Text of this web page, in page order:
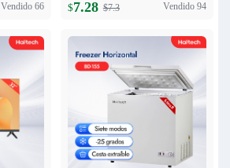
Vendido 66 $7.28 $7.3 Vendido 94